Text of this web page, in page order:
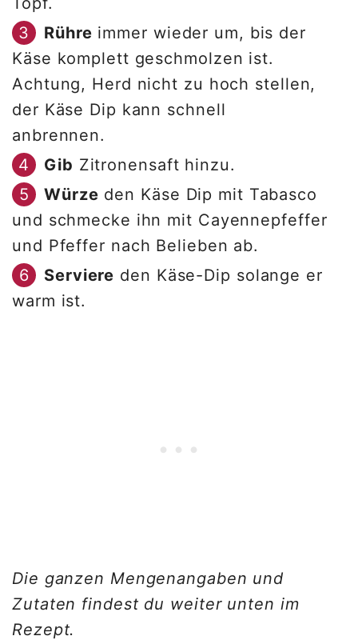
Rühre immer wieder um, bis der
Käse komplett geschmolzen ist.
Achtung, Herd nicht zu hoch stellen,
der Käse Dip kann schnell
anbrennen.
Gib Zitronensaft hinzu.
Würze den Käse Dip mit Tabasco
und schmecke ihn mit Cayennepfeffer
und Pfeffer nach Belieben ab.
Serviere den Käse-Dip solange er
warm ist.
Die ganzen Mengenangaben und
Zutaten findest du weiter unten im
Rezept.